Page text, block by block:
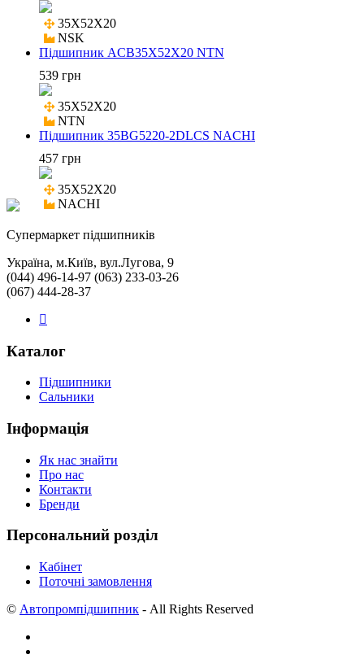
35X52X20
NSK
Підшипник ACB35X52X20 NTN
539 грн
35X52X20
NTN
Підшипник 35BG5220-2DLCS NACHI
457 грн
35X52X20
NACHI
Cупермаркет підшипників
Україна, м.Київ, вул.Лугова, 9
(044) 496-14-97 (063) 233-03-26
(067) 444-28-37
Каталог
Підшипники
Сальники
Інформація
Як нас знайти
Про нас
Контакти
Бренди
Персональний розділ
Кабінет
Поточні замовлення
© Автопромпідшипник - All Rights Reserved